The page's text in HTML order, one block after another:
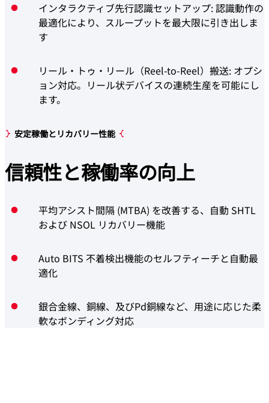
インタラクティブ先行認識セットアップ: 認識動作の
最適化により、スループットを最大限に引き出しま
す
リール・トゥ・リール（Reel-to-Reel）搬送: オプシ
ョン対応。リール状デバイスの連続生産を可能にし
ます。
安定稼働とリカバリー性能
信頼性と稼働率の向上
平均アシスト間隔 (MTBA) を改善する、自動 SHTL
および NSOL リカバリー機能
Auto BITS 不着検出機能のセルフティーチと自動最
適化
銀合金線、銅線、及びPd銅線など、用途に応じた柔
軟なボンディング対応